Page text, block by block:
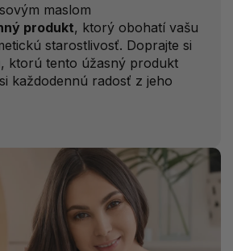
maslom
produkt, ktorý obohatí vašu
starostlivosť. Doprajte si
, ktorú tento úžasný produkt
každodennú radosť z jeho